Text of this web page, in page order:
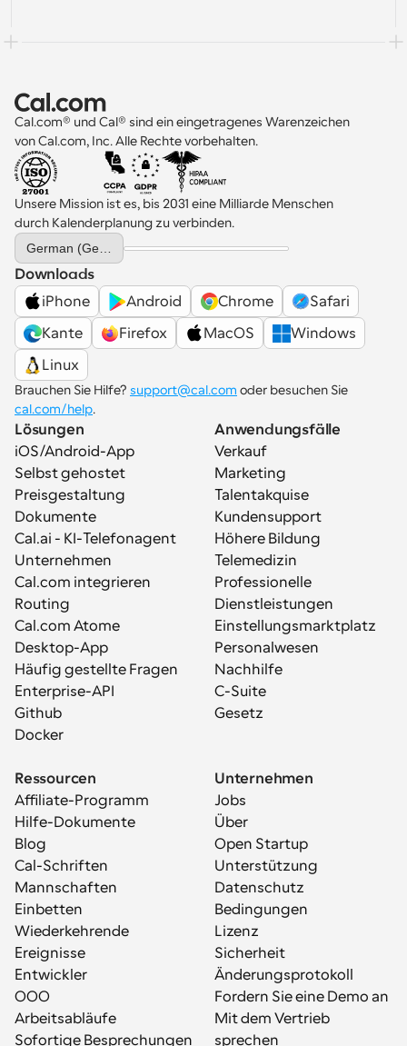
Cal.com® und Cal® sind ein eingetragenes Warenzeichen
von Cal.com, Inc. Alle Rechte vorbehalten.
Unsere Mission ist es, bis 2031 eine Milliarde Menschen
durch Kalenderplanung zu verbinden.
Select Language
Downloads
iPhone
Android Chrome
Safari
Kante
Firefox MacOS
Windows
Linux
Brauchen Sie Hilfe? support@cal.com
cal.com/help.
Lösungen
iOS/Android-App
Selbst gehostet
Preisgestaltung
Dokumente
Cal.ai - KI-Telefonagent
Unternehmen
Cal.com integrieren
Routing
Cal.com Atome
Desktop-App
Häufig gestellte Fragen
Enterprise-API
Github
Docker
Anwendungsfälle
Verkauf
Marketing
Talentakquise
Kundensupport
Höhere Bildung
Telemedizin
Professionelle
Dienstleistungen
Einstellungsmarktplatz
Personalwesen
Nachhilfe
C-Suite
Gesetz
Ressourcen
Affiliate-Programm
Hilfe-Dokumente
Blog
Cal-Schriften
Mannschaften
Einbetten
Wiederkehrende
Ereignisse
Entwickler
OOO
Arbeitsabläufe
Sofortige Besprechungen
Unternehmen
Jobs
Über
Open Startup
Unterstützung
Datenschutz
Bedingungen
Lizenz
Sicherheit
Änderungsprotokoll
Fordern Sie eine Demo an
Mit dem Vertrieb
sprechen